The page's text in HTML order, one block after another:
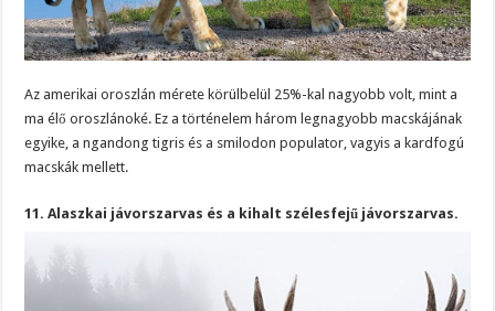
Az amerikai oroszlán mérete körülbelül 25%-kal nagyobb volt, mint a
ma élő oroszlánoké. Ez a történelem három legnagyobb macskájának
egyike, a ngandong tigris és a smilodon populator, vagyis a kardfogú
macskák mellett.
11. Alaszkai jávorszarvas és a kihalt szélesfejű jávorszarvas.